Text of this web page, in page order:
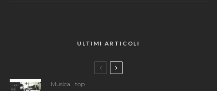
ULTIMI ARTICOLI
Musica top